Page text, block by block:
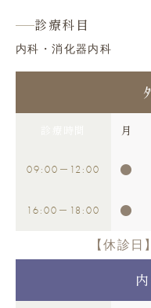
診療科目
内科・消化器内科
月
09:00 － 12:00 ●
16:00 － 18:00 ●
【休診